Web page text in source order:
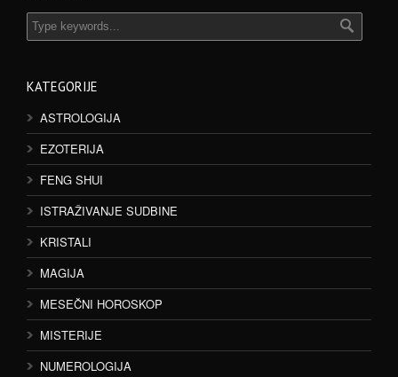
KATEGORIJE
ASTROLOGIJA
EZOTERIJA
FENG SHUI
ISTRAŽIVANJE SUDBINE
KRISTALI
MAGIJA
MESEČNI HOROSKOP
MISTERIJE
NUMEROLOGIJA